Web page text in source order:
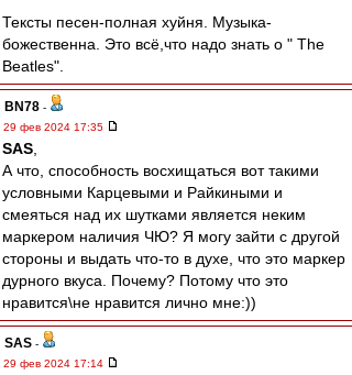
Тексты песен-полная хуйня. Музыка-
божественна. Это всё,что надо знать о " The
Beatles".
BN78 -
29 фев 2024 17:35
SAS
А что, способность восхищаться вот такими
условными Карцевыми и Райкиными и
смеяться над их шутками является неким
маркером наличия ЧЮ? Я могу зайти с другой
стороны и выдать что-то в духе, что это маркер
дурного вкуса. Почему? Потому что это
нравится\не нравится лично мне:))
SAS -
29 фев 2024 17:14